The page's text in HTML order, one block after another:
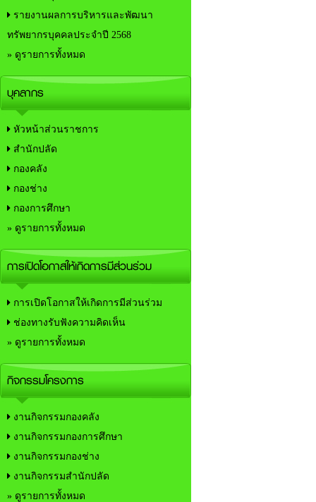
รายงานผลการบริหารและพัฒนา
ทรัพยากรบุคคลประจำปี 2568
» ดูรายการทั้งหมด
บุคลากร
หัวหน้าส่วนราชการ
สำนักปลัด
กองคลัง
กองช่าง
กองการศึกษา
» ดูรายการทั้งหมด
การเปิดโอกาสให้เกิดการมีส่วนร่วม
การเปิดโอกาสให้เกิดการมีส่วนร่วม
ช่องทางรับฟังความคิดเห็น
» ดูรายการทั้งหมด
กิจกรรมโครงการ
งานกิจกรรมกองคลัง
งานกิจกรรมกองการศึกษา
งานกิจกรรมกองช่าง
งานกิจกรรมสำนักปลัด
» ดูรายการทั้งหมด